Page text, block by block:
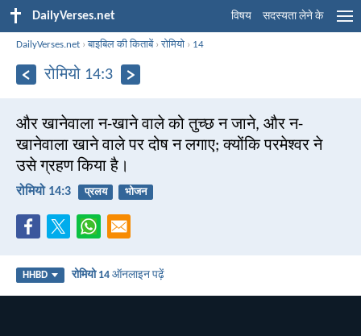
DailyVerses.net विषय सदस्यता लेने के
DailyVerses.net ›बाइबिल की किताबें›रोमियो › 14
रोमियो 14:3
और खानेवाला न-खाने वाले को तुच्छ न जाने, और न-
खानेवाला खाने वाले पर दोष न लगाए; क्योंकि परमेश्वर ने
उसे ग्रहण किया है।
रोमियो 14:3 प्रलय भोजन
HHBD रोमियो 14 ऑनलाइन पढ़ें